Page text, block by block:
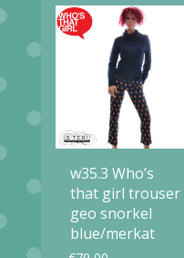
op
w35.3 Who’s
that girl trouser
geo snorkel
blue/merkat